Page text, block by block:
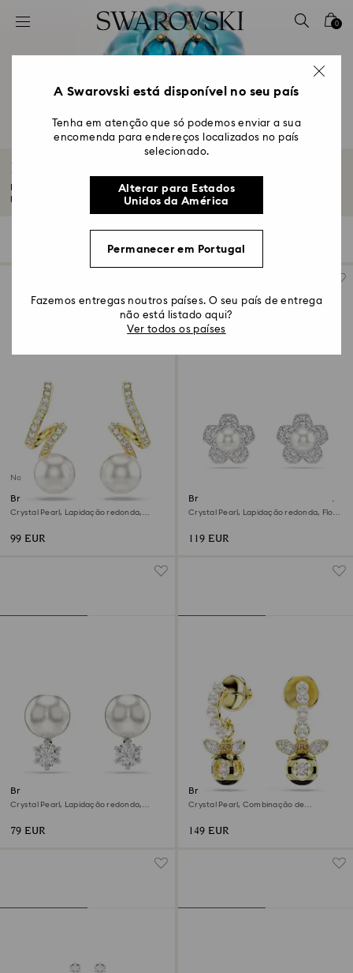
Accesskeys list
2 - Rodapé
4 – Resultados da pesquisa
0
Brincos de pérolas de cristal
Descubra a elegância dos brincos de pérolas de cristal Swarovski. Ideais
para...
Filtros
Novidade
Brincos Gabriella
Crystal Pearl, Lapidação redonda,
99 EUR
Brincos stud Ariana Grande x
Swarovski
Crystal Pearl, Lapidação redonda, Flor,
119 EUR
Brincos stud Matrix
Crystal Pearl, Lapidação redonda,
79 EUR
Brincos compridos Idyllia
Crystal Pearl, Combinação de
149 EUR
A Swarovski está disponível no seu país
Tenha em atenção que só podemos enviar a sua
encomenda para endereços localizados no país
selecionado.
Alterar para Estados
Unidos da América
Permanecer em Portugal
Fazemos entregas noutros países. O seu país de entrega
não está listado aqui?
Ver todos os países